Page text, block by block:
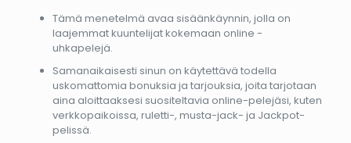
Tämä menetelmä avaa sisäänkäynnin, jolla on
laajemmat kuuntelijat kokemaan online -
uhkapelejä.
Samanaikaisesti sinun on käytettävä todella
uskomattomia bonuksia ja tarjouksia, joita tarjotaan
aina aloittaaksesi suositeltavia online-pelejäsi, kuten
verkkopaikoissa, ruletti-, musta-jack- ja Jackpot-
pelissä.